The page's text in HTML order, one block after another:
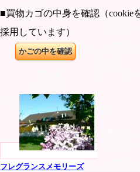
■買物カゴの中身を確認（cookie
採用しています）
フレグランスメモリーズ